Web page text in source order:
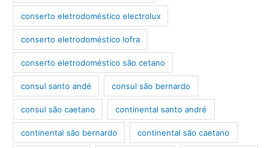
conserto eletrodoméstico electrolux
conserto eletrodoméstico lofra
conserto eletrodoméstico são cetano
consul santo andé consul são bernardo
consul são caetano continental santo andré
continental são bernardo continental são caetano